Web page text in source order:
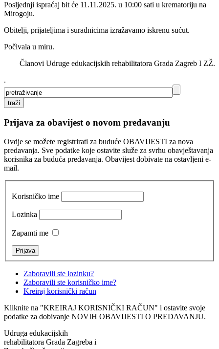
Posljednji ispraćaj bit će 11.11.2025. u 10:00 sati u krematoriju na
Mirogoju.
Obitelji, prijateljima i suradnicima izražavamo iskrenu sućut.
Počivala u miru.
Članovi Udruge edukacijskih rehabilitatora Grada Zagreb I ZŽ.
.
Prijava za obavijest o novom predavanju
Ovdje se možete registrirati za buduće OBAVIJESTI za nova
predavanja. Sve podatke koje ostavite služe za svrhu obavještavanja
korisnika za buduća predavanja. Obavijest dobivate na ostavljeni e-
mail.
Korisničko ime
Lozinka
Zapamti me
Zaboravili ste lozinku?
Zaboravili ste korisničko ime?
Kreiraj korisnički račun
Kliknite na "KREIRAJ KORISNIČKI RAČUN" i ostavite svoje
podatke za dobivanje NOVIH OBAVIJESTI O PREDAVANJU.
Udruga edukacijskih
rehabilitatora Grada Zagreba i